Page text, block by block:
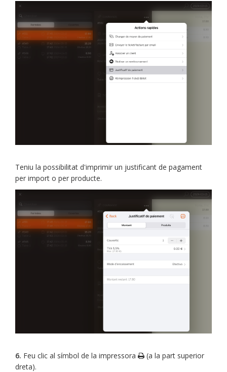
Teniu la possibilitat d'imprimir un justificant de pagament
per import o per producte.
6. Feu clic al símbol de la impressora
(a la part superior
dreta).